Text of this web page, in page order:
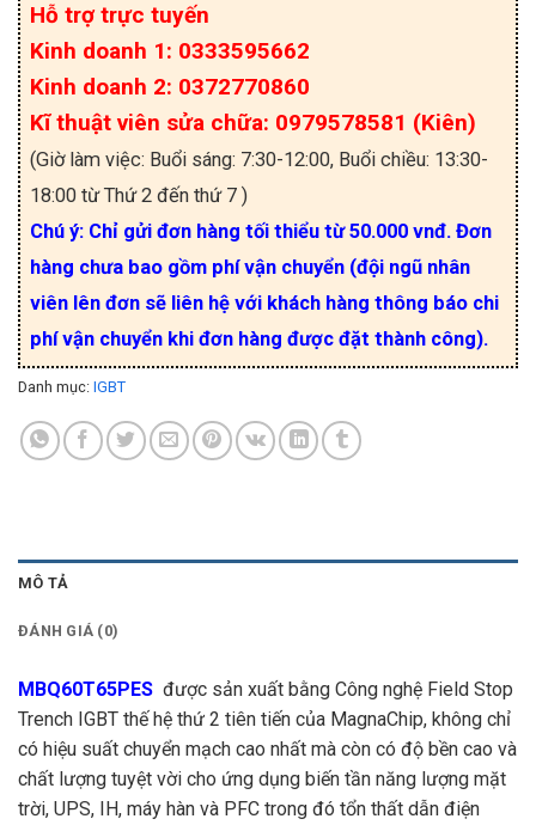
Hỗ trợ trực tuyến
Kinh doanh 1: 0333595662
Kinh doanh 2: 0372770860
Kĩ thuật viên sửa chữa: 0979578581 (Kiên)
(Giờ làm việc: Buổi sáng: 7:30-12:00, Buổi chiều: 13:30-
18:00 từ Thứ 2 đến thứ 7 )
Chú ý: Chỉ gửi đơn hàng tối thiểu từ 50.000 vnđ. Đơn
hàng chưa bao gồm phí vận chuyển (đội ngũ nhân
viên lên đơn sẽ liên hệ với khách hàng thông báo chi
phí vận chuyển khi đơn hàng được đặt thành công).
Danh mục: IGBT
MÔ TẢ
ĐÁNH GIÁ (0)
MBQ60T65PES được sản xuất bằng Công nghệ Field Stop
Trench IGBT thế hệ thứ 2 tiên tiến của MagnaChip, không chỉ
có hiệu suất chuyển mạch cao nhất mà còn có độ bền cao và
chất lượng tuyệt vời cho ứng dụng biến tần năng lượng mặt
trời, UPS, IH, máy hàn và PFC trong đó tổn thất dẫn điện